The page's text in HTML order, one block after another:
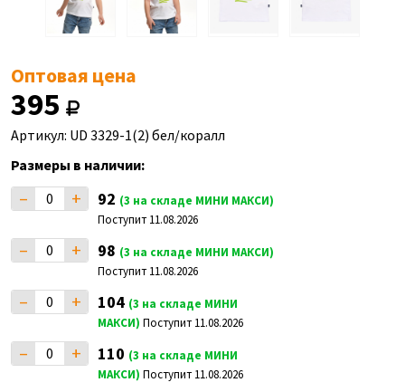
Оптовая цена
395
Артикул: UD 3329-1(2) бел/коралл
Размеры в наличии:
– + 92 (3 на складе МИНИ МАКСИ)
Поступит 11.08.2026
– + 98 (3 на складе МИНИ МАКСИ)
Поступит 11.08.2026
– + 104 (3 на складе МИНИ
МАКСИ) Поступит 11.08.2026
– + 110 (3 на складе МИНИ
МАКСИ) Поступит 11.08.2026